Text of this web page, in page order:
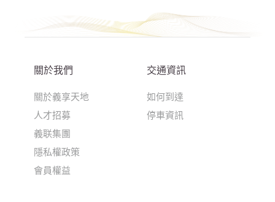
關於我們
關於義享天地
人才招募
義联集團
隱私權政策
會員權益
交通資訊
如何到達
停車資訊